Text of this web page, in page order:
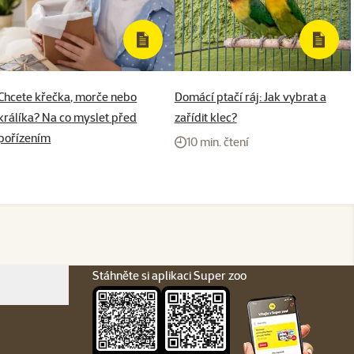
křečka, morče nebo
Na co myslet před
Domácí ptačí ráj: Jak vybrat a
zařídit klec?
10 min. čtení
Stáhněte si aplikaci Super zoo